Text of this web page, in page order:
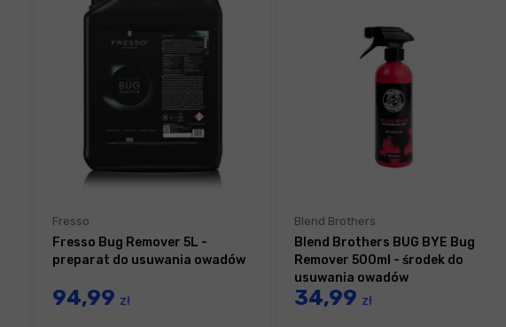
Fresso
Fresso Bug Remover 5L -
preparat do usuwania owadów
94,99 zł
Blend Brothers
Blend Brothers BUG BYE Bug
Remover 500ml - środek do
usuwania owadów
34,99 zł